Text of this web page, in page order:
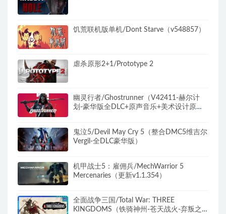
饥荒联机版单机/Dont Starve（v548857）
虐杀原形2+1/Prototype 2
幽灵行者/Ghostrunner（V42411-赫尔计
划-豪华版全DLC+原声音乐+美术设计原
鬼泣5/Devil May Cry 5（整合DMC5维吉尔
Vergil-全DLC豪华版）
机甲战士5：雇佣兵/MechWarrior 5
Mercenaries（更新v1.1.354）
全面战争三国/Total War: THREE
KINGDOMS（铁骑神州-苍天战火-弃叛之